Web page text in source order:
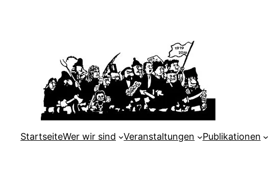
StartseiteWer wir sind Veranstaltungen Publikationen